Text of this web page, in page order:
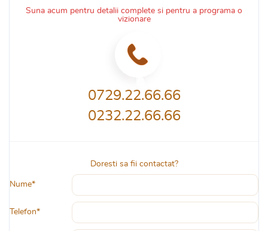
Suna acum pentru detalii complete si pentru a programa o
vizionare
0729.22.66.66
0232.22.66.66
Doresti sa fii contactat?
Nume*
Telefon*